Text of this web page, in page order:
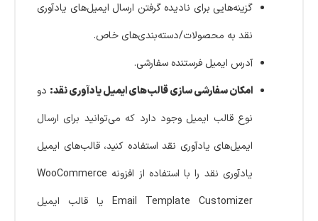
گزینه‌هایی برای نادیده گرفتن ارسال ایمیل‌های یادآوری
نقد به محصولات/دسته‌بندی‌های خاص.
آدرس ایمیل فرستنده سفارشی.
امکان سفارشی سازی قالب‌های ایمیل یادآوری نقد: دو
نوع قالب ایمیل وجود دارد که می‌توانید برای ارسال
ایمیل‌های یادآوری نقد استفاده کنید، قالب‌های ایمیل
یادآوری نقد را با استفاده از افزونه WooCommerce
Email Template Customizer یا قالب ایمیل